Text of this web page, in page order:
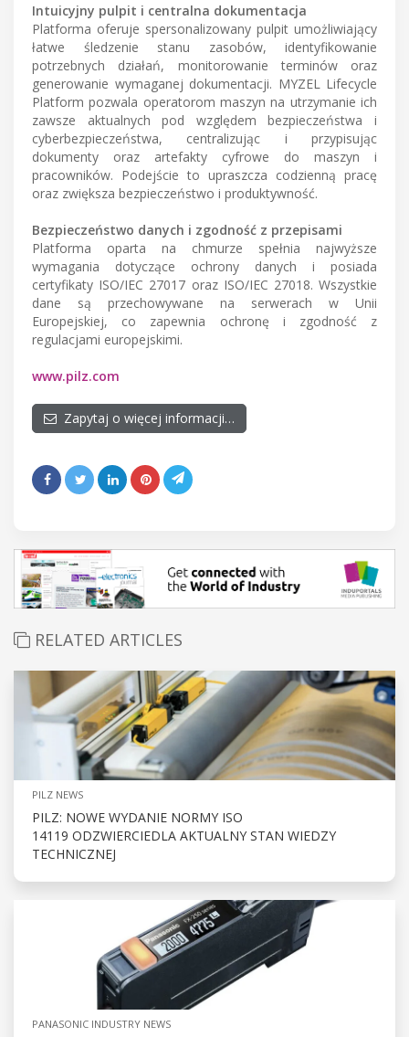
Intuicyjny pulpit i centralna dokumentacja
Platforma oferuje spersonalizowany pulpit umożliwiający
łatwe śledzenie stanu zasobów, identyfikowanie
potrzebnych działań, monitorowanie terminów oraz
generowanie wymaganej dokumentacji. MYZEL Lifecycle
Platform pozwala operatorom maszyn na utrzymanie ich
zawsze aktualnych pod względem bezpieczeństwa i
cyberbezpieczeństwa, centralizując i przypisując
dokumenty oraz artefakty cyfrowe do maszyn i
pracowników. Podejście to upraszcza codzienną pracę
oraz zwiększa bezpieczeństwo i produktywność.
Bezpieczeństwo danych i zgodność z przepisami
Platforma oparta na chmurze spełnia najwyższe
wymagania dotyczące ochrony danych i posiada
certyfikaty ISO/IEC 27017 oraz ISO/IEC 27018. Wszystkie
dane są przechowywane na serwerach w Unii
Europejskiej, co zapewnia ochronę i zgodność z
regulacjami europejskimi.
www.pilz.com
Zapytaj o więcej informacji…
RELATED ARTICLES
PILZ NEWS
PILZ: NOWE WYDANIE NORMY ISO
14119 ODZWIERCIEDLA AKTUALNY STAN WIEDZY
TECHNICZNEJ
PANASONIC INDUSTRY NEWS